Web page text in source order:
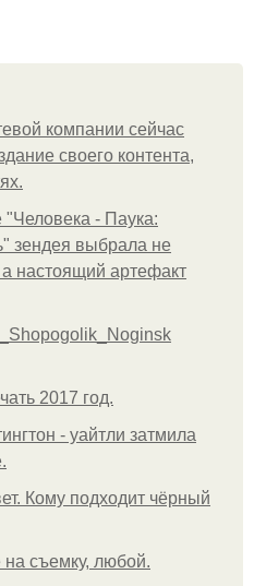
компании сейчас
своего контента,
- Паука:
зендея выбрала не
настоящий артефакт
2017 год.
- уайтли затмила
Кому подходит чёрный
съемку, любой.